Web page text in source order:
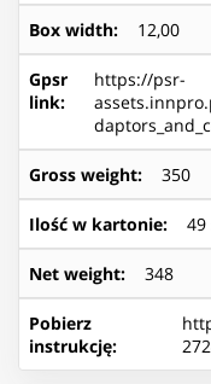
Box width: 12,00
Gpsr
link:
https://psr-
Gross weight: 350
Ilość w kartonie: 49
Net weight: 348
Pobierz
instrukcję: